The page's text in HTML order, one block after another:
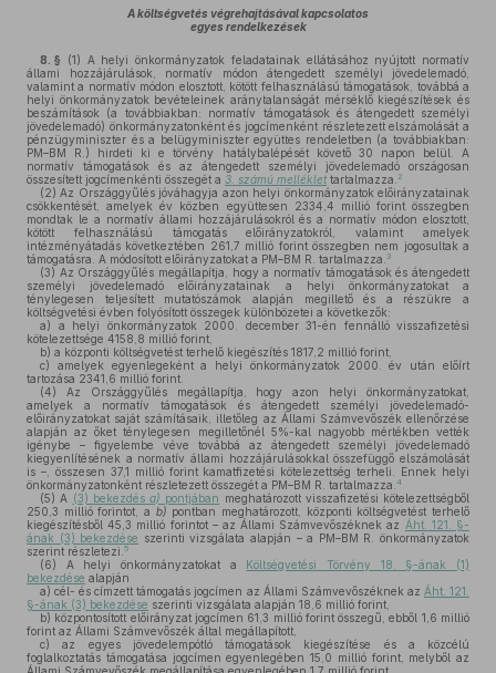
A költségvetés végrehajtásával kapcsolatos
egyes rendelkezések
8. § (1) A helyi önkormányzatok feladatainak ellátásához nyújtott normatív
állami hozzájárulások, normatív módon átengedett személyi jövedelemadó,
valamint a normatív módon elosztott, kötött felhasználású támogatások, továbbá a
helyi önkormányzatok bevételeinek aránytalanságát mérséklő kiegészítések és
beszámítások (a továbbiakban: normatív támogatások és átengedett személyi
jövedelemadó) önkormányzatonként és jogcímenként részletezett elszámolását a
pénzügyminiszter és a belügyminiszter együttes rendeletben (a továbbiakban:
PM–BM R.) hirdeti ki e törvény hatálybalépését követő 30 napon belül. A
normatív támogatások és az átengedett személyi jövedelemadó országosan
összesített jogcímenkénti összegét a 3. számú melléklettartalmazza. 2
(2) Az Országgyűlés jóváhagyja azon helyi önkormányzatok előirányzatainak
csökkentését, amelyek év közben együttesen 2334,4 millió forint összegben
mondtak le a normatív állami hozzájárulásokról és a normatív módon elosztott,
kötött felhasználású támogatás előirányzatokról, valamint amelyek
intézményátadás következtében 261,7 millió forint összegben nem jogosultak a
támogatásra. A módosított előirányzatokat a PM–BM R. tartalmazza. 3
(3) Az Országgyűlés megállapítja, hogy a normatív támogatások és átengedett
személyi jövedelemadó előirányzatainak a helyi önkormányzatokat a
ténylegesen teljesített mutatószámok alapján megillető és a részükre a
költségvetési évben folyósított összegek különbözetei a következők:
a) a helyi önkormányzatok 2000. december 31-én fennálló visszafizetési
kötelezettsége 4158,8 millió forint,
b) a központi költségvetést terhelő kiegészítés 1817,2 millió forint,
c) amelyek egyenlegeként a helyi önkormányzatok 2000. év után előírt
tartozása 2341,6 millió forint.
(4) Az Országgyűlés megállapítja, hogy azon helyi önkormányzatokat,
amelyek a normatív támogatások és átengedett személyi jövedelemadó-
előirányzatokat saját számításaik, illetőleg az Állami Számvevőszék ellenőrzése
alapján az őket ténylegesen megilletőnél 5%-kal nagyobb mértékben vették
igénybe – figyelembe véve továbbá az átengedett személyi jövedelemadó
kiegyenlítésének a normatív állami hozzájárulásokkal összefüggő elszámolását
is –, összesen 37,1 millió forint kamatfizetési kötelezettség terheli. Ennek helyi
önkormányzatonként részletezett összegét a PM–BM R. tartalmazza. 4
(5) A (3) bekezdés a) pontjában meghatározott visszafizetési kötelezettségből
250,3 millió forintot, a b) pontban meghatározott, központi költségvetést terhelő
kiegészítésből 45,3 millió forintot – az Állami Számvevőszéknek az Áht. 121. §-
ának (3) bekezdése szerinti vizsgálata alapján – a PM–BM R. önkormányzatok
szerint részletezi. 5
(6) A helyi önkormányzatokat a Költségvetési Törvény 18. §-ának (1)
bekezdése alapján
a) cél- és címzett támogatás jogcímen az Állami Számvevőszéknek az Áht. 121.
§-ának (3) bekezdése szerinti vizsgálata alapján 18,6 millió forint,
b) központosított előirányzat jogcímen 61,3 millió forint összegű, ebből 1,6 millió
forint az Állami Számvevőszék által megállapított,
c) az egyes jövedelempótló támogatások kiegészítése és a közcélú
foglalkoztatás támogatása jogcímen egyenlegében 15,0 millió forint, melyből az